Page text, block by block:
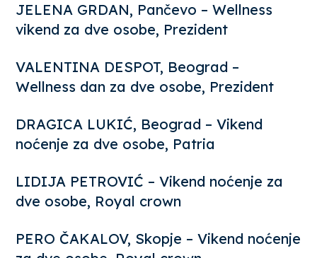
JELENA GRDAN, Pančevo – Wellness
vikend za dve osobe, Prezident
VALENTINA DESPOT, Beograd –
Wellness dan za dve osobe, Prezident
DRAGICA LUKIĆ, Beograd – Vikend
noćenje za dve osobe, Patria
LIDIJA PETROVIĆ – Vikend noćenje za
dve osobe, Royal crown
PERO ČAKALOV, Skopje – Vikend noćenje